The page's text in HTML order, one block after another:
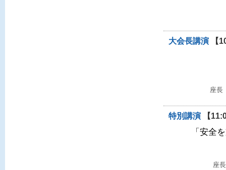
大会長講演 【
座
特別講演 【
「安全
座